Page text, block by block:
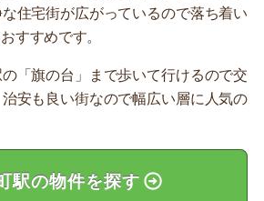
住宅街が広がっているので落ち着い
すすめです。
「旗の台」まで歩いて行けるので交
安も良い街なので幅広い層に人気の
駅の物件を探す